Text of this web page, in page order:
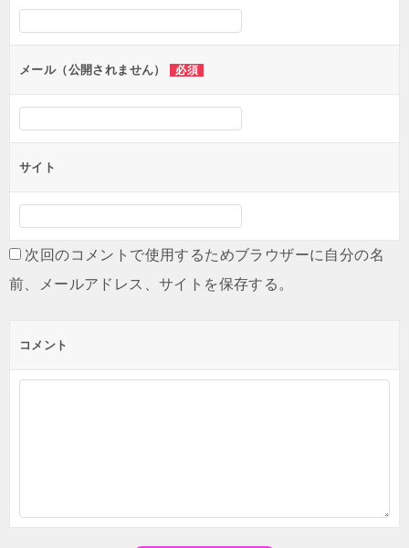
シ
ンメール（公開されません） 必須
サイト
次回のコメントで使用するためブラウザーに自分の名
前、メールアドレス、サイトを保存する。
コメント